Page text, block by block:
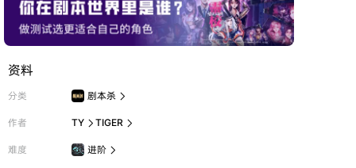
资料
分类 剧本杀 
作者 TY  TIGER 
难度 进阶 